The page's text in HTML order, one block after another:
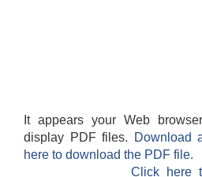
It appears your Web
display PDF files.
Download
here to download the PDF file.
Click here